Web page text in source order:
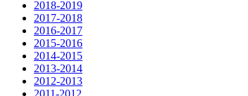
2018-2019
2017-2018
2016-2017
2015-2016
2014-2015
2013-2014
2012-2013
2011-2012